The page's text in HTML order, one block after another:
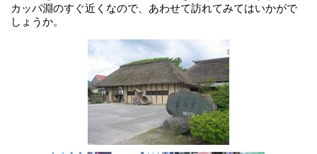
カッパ淵のすぐ近くなので、あわせて訪れてみてはいかがで
しょうか。